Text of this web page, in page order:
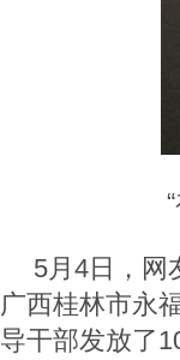
5月4日，网
广西桂林市永
导干部发放了